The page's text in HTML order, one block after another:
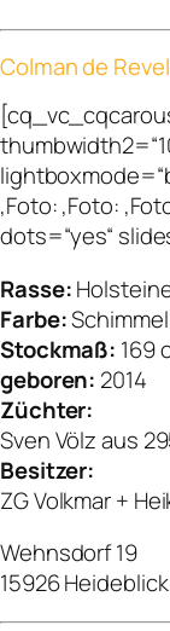
Colman de Revel
,Foto: ,Foto:
dots=“yes“
Rasse:
Farbe:Schimmel
Stockmaß: 169
geboren: 2014
Züchter:
Sven Völz aus
Besitzer:
ZG Volkmar +
Wehnsdorf 19
15926 Heideblick